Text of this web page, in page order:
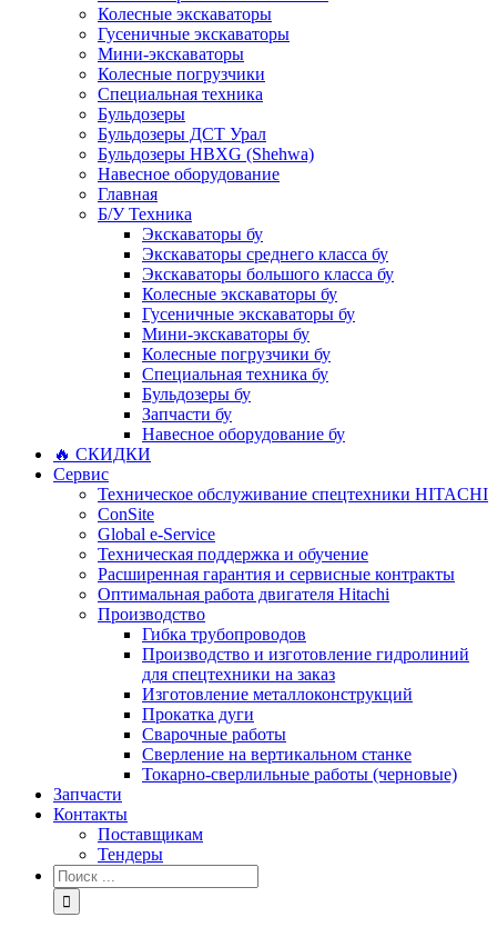
Колесные экскаваторы
Гусеничные экскаваторы
Мини-экскаваторы
Колесные погрузчики
Специальная техника
Бульдозеры
Бульдозеры ДСТ Урал
Бульдозеры HBXG (Shehwa)
Навесное оборудование
Главная
Б/У Техника
Экскаваторы бу
Экскаваторы среднего класса бу
Экскаваторы большого класса бу
Колесные экскаваторы бу
Гусеничные экскаваторы бу
Мини-экскаваторы бу
Колесные погрузчики бу
Специальная техника бу
Бульдозеры бу
Запчасти бу
Навесное оборудование бу
🔥 СКИДКИ
Сервис
Техническое обслуживание спецтехники HITACHI
ConSite
Global e-Service
Техническая поддержка и обучение
Расширенная гарантия и сервисные контракты
Оптимальная работа двигателя Hitachi
Производство
Гибка трубопроводов
Производство и изготовление гидролиний
для спецтехники на заказ
Изготовление металлоконструкций
Прокатка дуги
Сварочные работы
Сверление на вертикальном станке
Токарно-сверлильные работы (черновые)
Запчасти
Контакты
Поставщикам
Тендеры
Результат
поиска: